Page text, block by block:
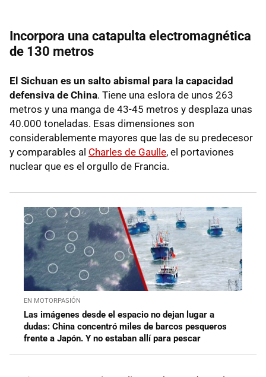
Incorpora una catapulta electromagnética
de 130 metros
El Sichuan es un salto abismal para la capacidad
defensiva de China. Tiene una eslora de unos 263
metros y una manga de 43-45 metros y desplaza unas
40.000 toneladas. Esas dimensiones son
considerablemente mayores que las de su predecesor
y comparables al Charles de Gaulle, el portaviones
nuclear que es el orgullo de Francia.
EN MOTORPASIÓN
Las imágenes desde el espacio no dejan lugar a
dudas: China concentró miles de barcos pesqueros
frente a Japón. Y no estaban allí para pescar